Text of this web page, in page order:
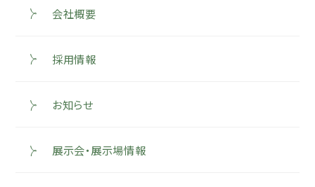
会社概要
採用情報
お知らせ
展示会・展示場情報